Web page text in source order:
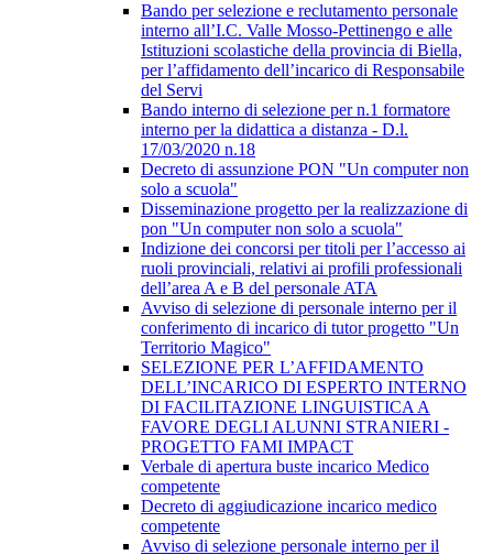
Bando per selezione e reclutamento personale
interno all’I.C. Valle Mosso-Pettinengo e alle
Istituzioni scolastiche della provincia di Biella,
per l’affidamento dell’incarico di Responsabile
del Servi
Bando interno di selezione per n.1 formatore
interno per la didattica a distanza - D.l.
17/03/2020 n.18
Decreto di assunzione PON "Un computer non
solo a scuola"
Disseminazione progetto per la realizzazione di
pon "Un computer non solo a scuola"
Indizione dei concorsi per titoli per l’accesso ai
ruoli provinciali, relativi ai profili professionali
dell’area A e B del personale ATA
Avviso di selezione di personale interno per il
conferimento di incarico di tutor progetto "Un
Territorio Magico"
SELEZIONE PER L’AFFIDAMENTO
DELL’INCARICO DI ESPERTO INTERNO
DI FACILITAZIONE LINGUISTICA A
FAVORE DEGLI ALUNNI STRANIERI -
PROGETTO FAMI IMPACT
Verbale di apertura buste incarico Medico
competente
Decreto di aggiudicazione incarico medico
competente
Avviso di selezione personale interno per il